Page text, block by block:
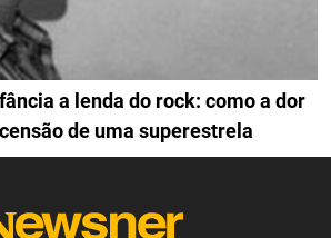
a lenda do rock: como a dor
de uma superestrela